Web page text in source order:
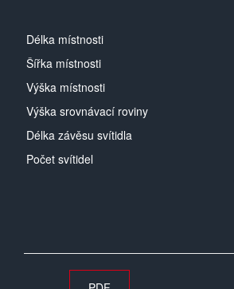
Délka místnosti
Šířka místnosti
Výška místnosti
Výška srovnávací roviny
Délka závěsu svítidla
Počet svítidel